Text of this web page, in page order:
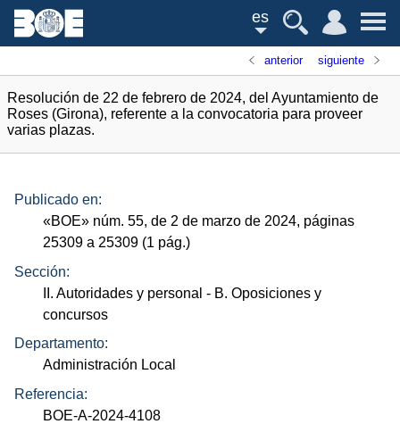
es
anterior siguiente
Resolución de 22 de febrero de 2024, del Ayuntamiento de
Roses (Girona), referente a la convocatoria para proveer
varias plazas.
Publicado en:
«BOE» núm. 55, de 2 de marzo de 2024, páginas
25309 a 25309 (1 pág.)
Sección:
II. Autoridades y personal - B. Oposiciones y
concursos
Departamento:
Administración Local
Referencia:
BOE-A-2024-4108